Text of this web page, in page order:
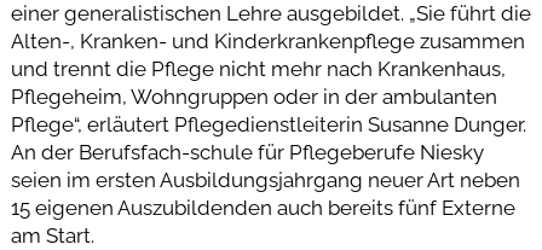
einer generalistischen Lehre ausgebildet. „Sie führt die
Alten-, Kranken- und Kinderkrankenpflege zusammen
und trennt die Pflege nicht mehr nach Krankenhaus,
Pflegeheim, Wohngruppen oder in der ambulanten
Pflege“, erläutert Pflegedienstleiterin Susanne Dunger.
An der Berufsfach-schule für Pflegeberufe Niesky
seien im ersten Ausbildungsjahrgang neuer Art neben
15 eigenen Auszubildenden auch bereits fünf Externe
am Start.